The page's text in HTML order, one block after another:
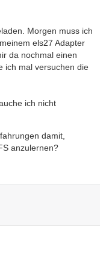
Morgen muss ich
els27 Adapter
da nochmal einen
ich mal versuchen die
ich nicht
damit,
anzulernen?